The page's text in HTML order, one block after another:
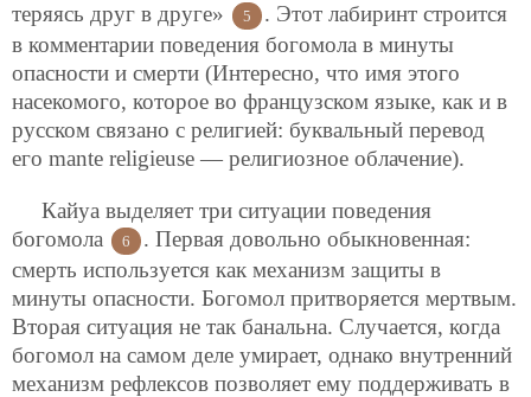
теряясь друг в друге»
5
. Этот лабиринт строится
в комментарии поведения богомола в минуты
опасности и смерти (Интересно, что имя этого
насекомого, которое во французском языке, как и в
русском связано с религией: буквальный перевод
его mante religieuse — религиозное облачение).
Кайуа выделяет три ситуации поведения
богомола
6
. Первая довольно обыкновенная:
смерть используется как механизм защиты в
минуты опасности. Богомол притворяется мертвым.
Вторая ситуация не так банальна. Случается, когда
богомол на самом деле умирает, однако внутренний
механизм рефлексов позволяет ему поддерживать в